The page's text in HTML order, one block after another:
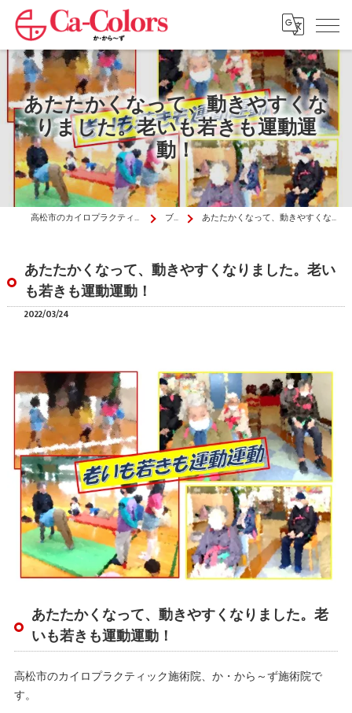
あたたかくなって、動きやすくな
りました。老いも若きも運動運
動！
高松市のカイロプラクティックはか・から～ず施術院 ブログ あたたかくなって、動きやすくなりました。老いも若きも運動運動！
あたたかくなって、動きやすくなりました。老い
も若きも運動運動！
2022/03/24
あたたかくなって、動きやすくなりました。老
いも若きも運動運動！
高松市のカイロプラクティック施術院、か・から～ず施術院で
す。